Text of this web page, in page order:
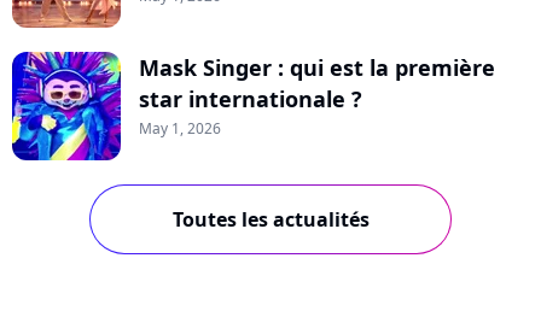
Mask Singer : qui est la première
star internationale ?
May 1, 2026
Toutes les actualités